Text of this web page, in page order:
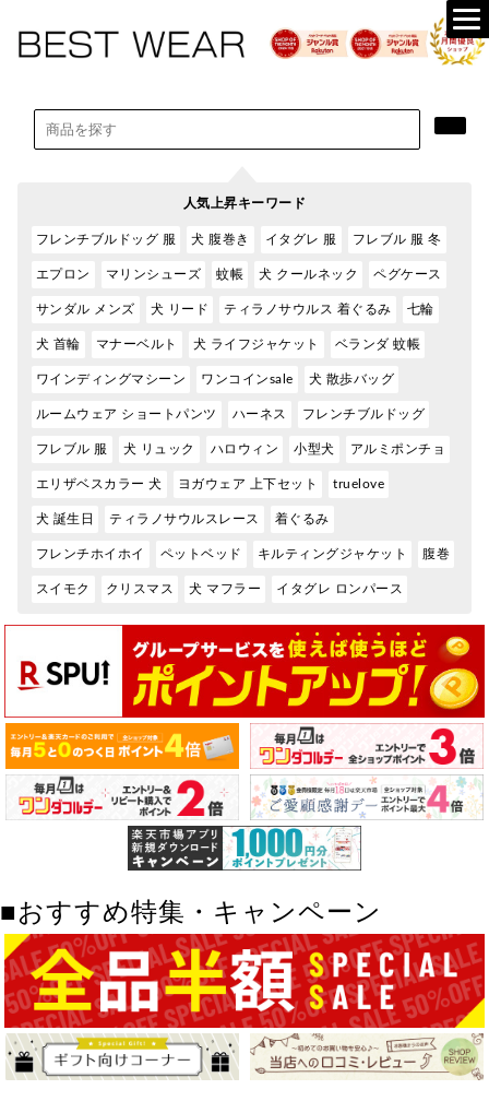
人気上昇キーワード
フレンチブルドッグ 服 犬 腹巻き イタグレ 服 フレブル 服 冬
エプロン マリンシューズ 蚊帳 犬 クールネック ペグケース
サンダル メンズ 犬 リード ティラノサウルス 着ぐるみ 七輪
犬 首輪 マナーベルト 犬 ライフジャケット ベランダ 蚊帳
ワインディングマシーン ワンコインsale 犬 散歩バッグ
ルームウェア ショートパンツ ハーネス フレンチブルドッグ
フレブル 服 犬 リュック ハロウィン 小型犬 アルミポンチョ
エリザベスカラー 犬 ヨガウェア 上下セット truelove
犬 誕生日 ティラノサウルスレース 着ぐるみ
フレンチホイホイ ペットベッド キルティングジャケット 腹巻
スイモク クリスマス 犬 マフラー イタグレ ロンパース
■おすすめ特集・キャンペーン